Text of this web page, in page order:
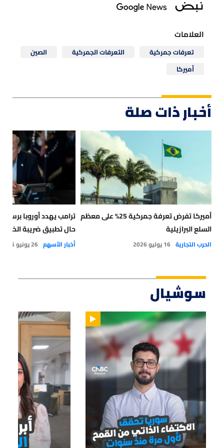
العلامات
تعرفات جمركية التعرفات الجمركية
الصين
أميركا
أخبار ذات صلة
أميركا تفرض تعرفة جمركية 25% على معظم
السلع البرازيلية
الحرب التجارية 16 يوليو 2026
ترامب يهدد أوروبا
حال تطبيق ضريبة
أخبار الأسهم 26 يونيو 2026
سوشيال
01:33